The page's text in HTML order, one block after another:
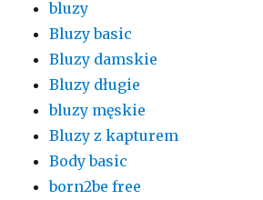
bluzy
Bluzy basic
Bluzy damskie
Bluzy długie
bluzy męskie
Bluzy z kapturem
Body basic
born2be free